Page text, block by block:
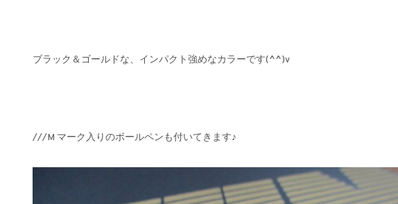
ブラック＆ゴールドな、インパクト強めなカラーです(^^)v
///M マーク入りのボールペンも付いてきます♪